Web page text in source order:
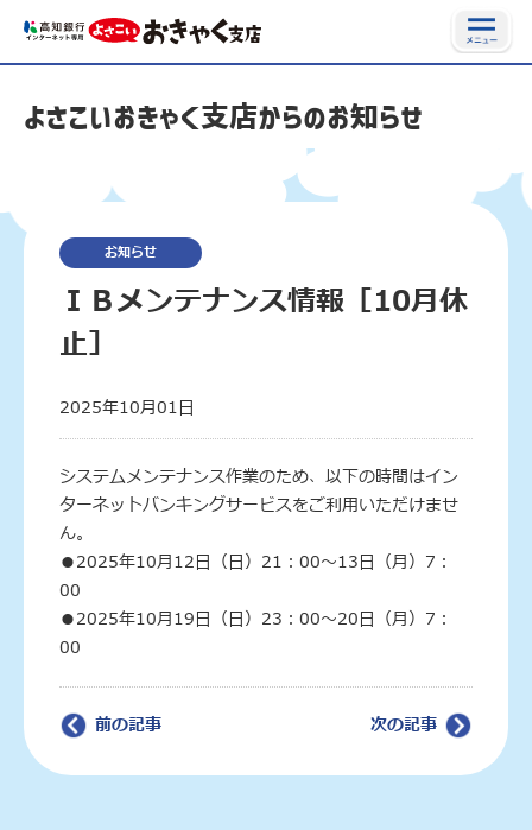
よさこいおきゃく支店からのお知らせ
お知らせ
ＩＢメンテナンス情報［10月休
止］
2025年10月01日
システムメンテナンス作業のため、以下の時間はイン
ターネットバンキングサービスをご利用いただけませ
ん。
●2025年10月12日（日）21：00～13日（月）7：
00
●2025年10月19日（日）23：00～20日（月）7：
00
前の記事 次の記事